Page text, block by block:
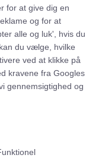
mere end 20
for at give dig en
og for at
alle og luk', hvis du
du vælge, hvilke
ved at klikke på
kravene fra Googles
gennemsigtighed og